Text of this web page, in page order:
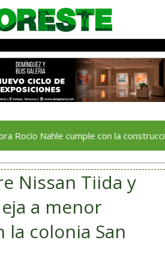
cumple con la construcción del
Nissan Tiida y
a menor
la colonia San